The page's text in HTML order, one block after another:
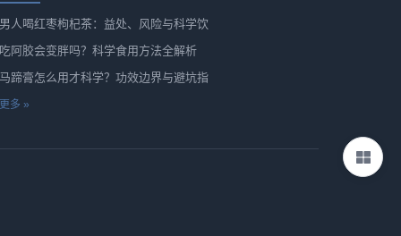
男人喝红枣枸杞茶：益处、风险与科学饮
吃阿胶会变胖吗？科学食用方法全解析
马蹄膏怎么用才科学？功效边界与避坑指
更多 »